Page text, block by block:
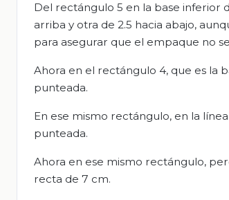
Del rectángulo 5 en la base inferior
arriba y otra de 2.5 hacia abajo,
para asegurar que el empaque no
Ahora en el rectángulo 4, que es la
punteada.
En ese mismo rectángulo, en la
punteada.
Ahora en ese mismo rectángulo,
recta de 7 cm.